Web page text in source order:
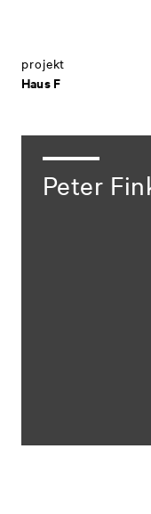
Haus F
projekt
Peter